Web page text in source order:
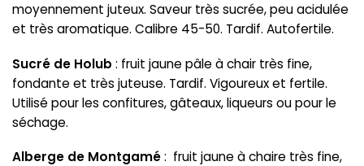
moyennement juteux. Saveur très sucrée, peu acidulée
et très aromatique. Calibre 45-50. Tardif. Autofertile.
Sucré de Holub : fruit jaune pâle à chair très fine,
fondante et très juteuse. Tardif. Vigoureux et fertile.
Utilisé pour les confitures, gâteaux, liqueurs ou pour le
séchage.
Alberge de Montgamé: fruit jaune à chaire très fine,